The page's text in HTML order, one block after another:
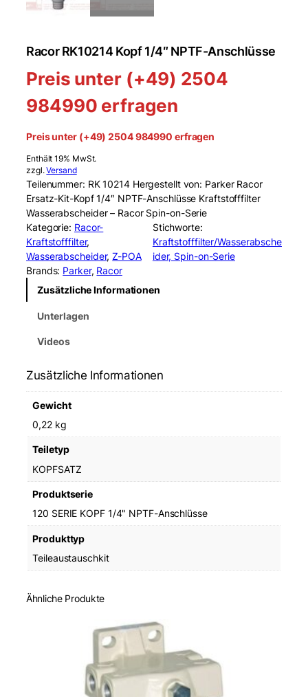
Racor RK10214 Kopf 1/4″ NPTF-Anschlüsse
Preis unter (+49) 2504
984990 erfragen
Preis unter (+49) 2504 984990 erfragen
Enthält 19% MwSt.
zzgl.Versand
Teilenummer: RK 10214 Hergestellt von: Parker Racor
Ersatz-Kit-Kopf 1/4″ NPTF-Anschlüsse Kraftstofffilter
Wasserabscheider – Racor Spin-on-Serie
Kategorie: Racor-
Kraftstofffilter
Wasserabscheider, Z-POA
Stichworte:
Kraftstofffilter/Wasserabsche
ider, Spin-on-Serie
Brands: Parker, Racor
Zusätzliche Informationen
Unterlagen
Videos
Zusätzliche Informationen
Gewicht
0,22 kg
Teiletyp
KOPFSATZ
Produktserie
120 SERIE KOPF 1/4" NPTF-Anschlüsse
Produkttyp
Teileaustauschkit
Ähnliche Produkte